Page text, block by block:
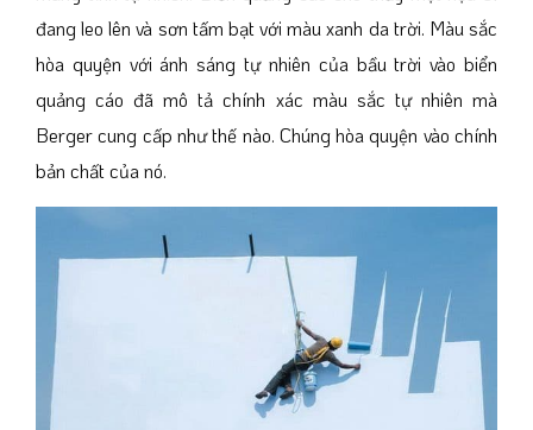
đang leo lên và sơn tấm bạt với màu xanh da trời. Màu sắc
hòa quyện với ánh sáng tự nhiên của bầu trời vào biển
quảng cáo đã mô tả chính xác màu sắc tự nhiên mà
Berger cung cấp như thế nào. Chúng hòa quyện vào chính
bản chất của nó.